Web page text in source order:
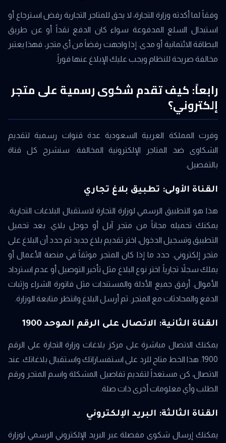
وفقاً لما أكدته وزارة التجارة، لا يحق للمتاجر التجارية رفض استرجاع أو
استبدال السلع المدفوعة سواء كان الدفع نقداً أو عن طريق
البطاقة الائتمانية أو مدى. إذا واجهت رفضاً من أي متجر، فهذا يعتبر
مخالفة صريحة للنظام ويجب عليك الإبلاغ عنها فوراً.
رابعاً: كيف تقدم شكوى رسمية على متجر
إلكتروني؟
وفرت المملكة العربية السعودية عدة قنوات رسمية لتقديم
الشكاوى ضد المتاجر الإلكترونية المخالفة. سنشرح كل قناة
بالتفصيل.
القناة الأولى: تطبيق بلاغ تجاري
هذا هو التطبيق الرسمي لوزارة التجارة لاستقبال البلاغات التجارية.
يمكنك تحميله مجاناً من متجر آبل أو جوجل بلاي. بعد تحميل
التطبيق وتسجيل الدخول، اختر تقديم بلاغ جديد ثم حدد أن البلاغ على
متجر إلكتروني. حدد ما إذا كان المتجر موثقاً في منصة الأعمال أو
يملك سجلاً تجارياً. اختر نوع البلاغ مثل تأخير التوصيل أو عدم استرداد
الأموال. أرفق جميع الأدلة والمستندات مثل فاتورة الشراء وإثبات
الدفع والمحادثات مع المتجر. ثم أرسل البلاغ وانتظر متابعة الوزارة.
القناة الثانية: الاتصال على الرقم الموحد 1900
يمكنك الاتصال مباشرة على مركز بلاغات وزارة التجارة على الرقم
1900. هذا الخط متاح للرد على استفساراتك واستقبال بلاغاتك. عند
الاتصال، كن مستعداً لتقديم تفاصيل المشكلة واسم المتجر ورقم
الطلب وأي معلومات أخرى ذات صلة.
القناة الثالثة: البريد الإلكتروني
يمكنك إرسال شكوى مفصلة عبر البريد الإلكتروني الرسمي لوزارة